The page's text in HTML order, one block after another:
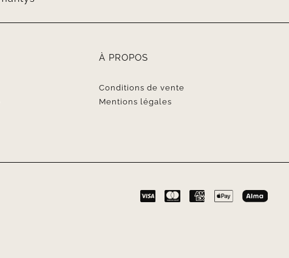
À PROPOS
Conditions de vente
Mentions légales